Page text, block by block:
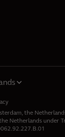
the
Netherlands under